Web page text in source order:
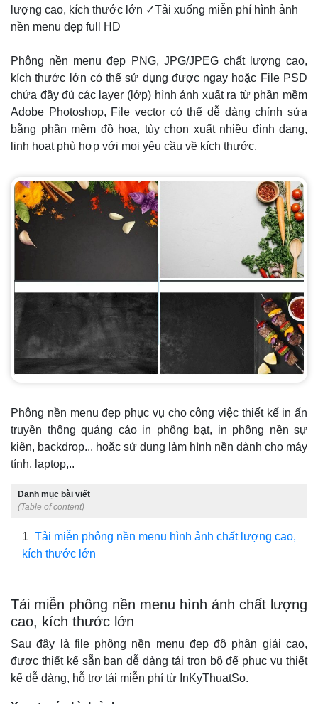
lượng cao, kích thước lớn ✓Tải xuống miễn phí hình ảnh
nền menu đẹp full HD
Phông nền menu đẹp PNG, JPG/JPEG chất lượng cao,
kích thước lớn có thể sử dụng được ngay hoặc File PSD
chứa đầy đủ các layer (lớp) hình ảnh xuất ra từ phần mềm
Adobe Photoshop, File vector có thể dễ dàng chỉnh sửa
bằng phần mềm đồ họa, tùy chọn xuất nhiều định dạng,
linh hoạt phù hợp với mọi yêu cầu về kích thước.
Phông nền menu đẹp phục vụ cho công việc thiết kế in ấn
truyền thông quảng cáo in phông bạt, in phông nền sự
kiện, backdrop... hoặc sử dụng làm hình nền dành cho máy
tính, laptop,..
Danh mục bài viết
(Table of content)
1 Tải miễn phông nền menu hình ảnh chất lượng cao,
kích thước lớn
Tải miễn phông nền menu hình ảnh chất lượng
cao, kích thước lớn
Sau đây là file phông nền menu đẹp độ phân giải cao,
được thiết kế sẵn bạn dễ dàng tải trọn bộ để phục vụ thiết
kế dễ dàng, hỗ trợ tải miễn phí từ InKyThuatSo.